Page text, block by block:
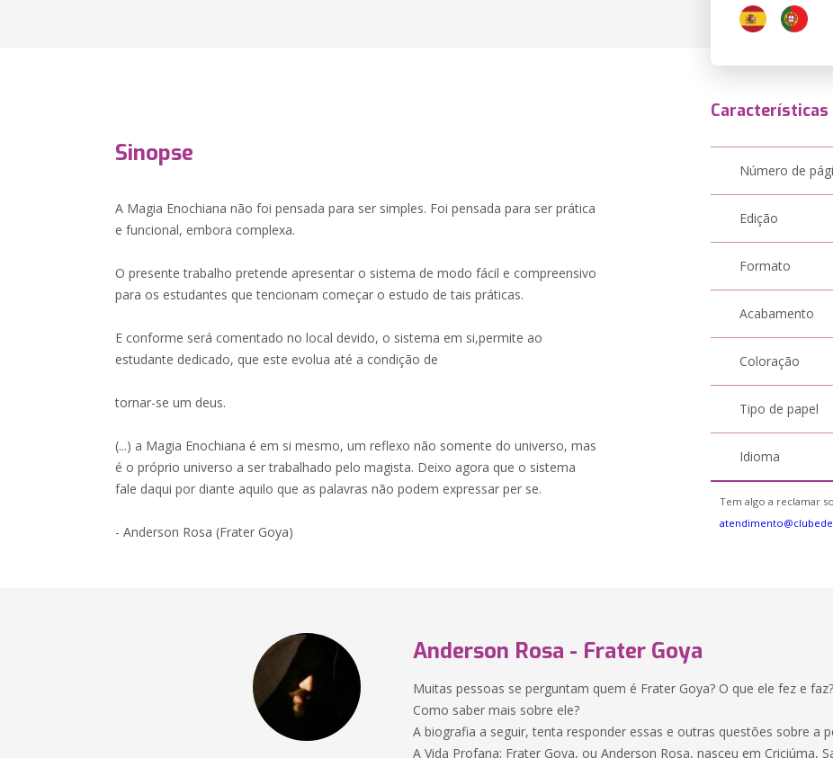
Sinopse
A Magia Enochiana não foi pensada para ser simples. Foi pensada para ser prática
e funcional, embora complexa.
O presente trabalho pretende apresentar o sistema de modo fácil e compreensivo
para os estudantes que tencionam começar o estudo de tais práticas.
E conforme será comentado no local devido, o sistema em si,permite ao
estudante dedicado, que este evolua até a condição de
tornar-se um deus.
(...) a Magia Enochiana é em si mesmo, um reflexo não somente do universo, mas
é o próprio universo a ser trabalhado pelo magista. Deixo agora que o sistema
fale daqui por diante aquilo que as palavras não podem expressar per se.
- Anderson Rosa (Frater Goya)
Características
Número de
Edição
Formato
Acabamento
Coloração
Tipo de papel
Idioma
Tem algo a reclamar
Anderson Rosa - Frater Goya
Muitas pessoas se perguntam quem é Frater Goya? O que ele fez e
Como saber mais sobre ele?
A biografia a seguir, tenta responder essas e outras questões sobre a
A Vida Profana: Frater Goya, ou Anderson Rosa, nasceu em Criciúma,